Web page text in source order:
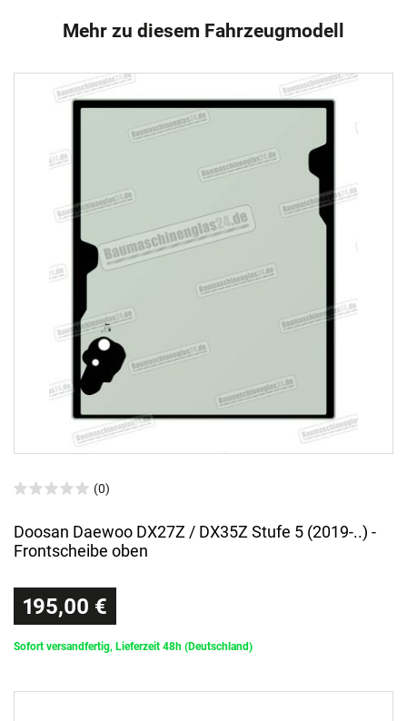
Mehr zu diesem Fahrzeugmodell
(0)
Doosan Daewoo DX27Z / DX35Z Stufe 5 (2019-..) -
Frontscheibe oben
195,00 €
Sofort versandfertig, Lieferzeit 48h (Deutschland)